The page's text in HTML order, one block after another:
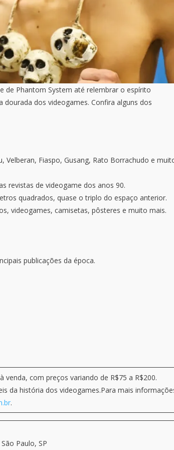
de Phantom System até relembrar o espírito
dos videogames. Confira alguns dos
Velberan, Fiaspo, Gusang, Rato Borrachudo e
revistas de videogame dos anos 90.
quadrados, quase o triplo do espaço anterior.
videogames, camisetas, pôsteres e muito mais.
publicações da época.
com preços variando de R$75 a R$200.
da história dos videogames.Para mais
.
Paulo, SP